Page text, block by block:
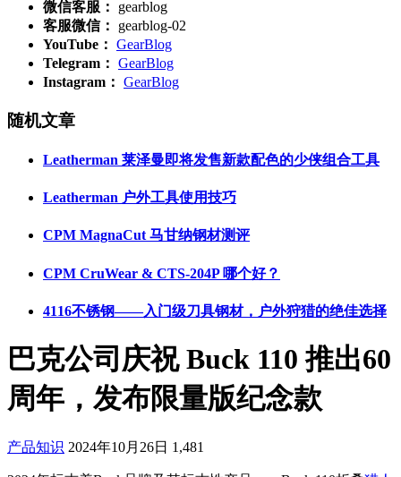
微信客服：
gearblog
客服微信：
gearblog-02
YouTube： GearBlog
Telegram： GearBlog
Instagram： GearBlog
随机文章
Leatherman 莱泽曼即将发售新款配色的少侠组合工具
Leatherman 户外工具使用技巧
CPM MagnaCut 马甘纳钢材测评
CPM CruWear & CTS-204P 哪个好？
4116不锈钢——入门级刀具钢材，户外狩猎的绝佳选择
巴克公司庆祝 Buck 110 推出60
周年，发布限量版纪念款
产品知识 2024年10月26日 1,481